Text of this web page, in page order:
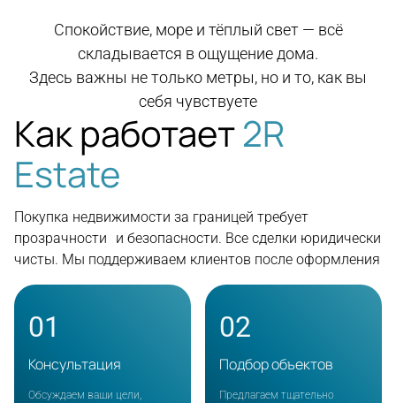
Спокойствие, море и тёплый свет — всё
складывается в ощущение дома.
Здесь важны не только метры, но и то, как вы
себя чувствуете
Как работает2R
Estate
Покупка недвижимости за границей требует
прозрачности и безопасности. Все сделки юридически
чисты. Мы поддерживаем клиентов после оформления
01
Консультация
Обсуждаем ваши цели,
02
Подбор объектов
Предлагаем тщательно